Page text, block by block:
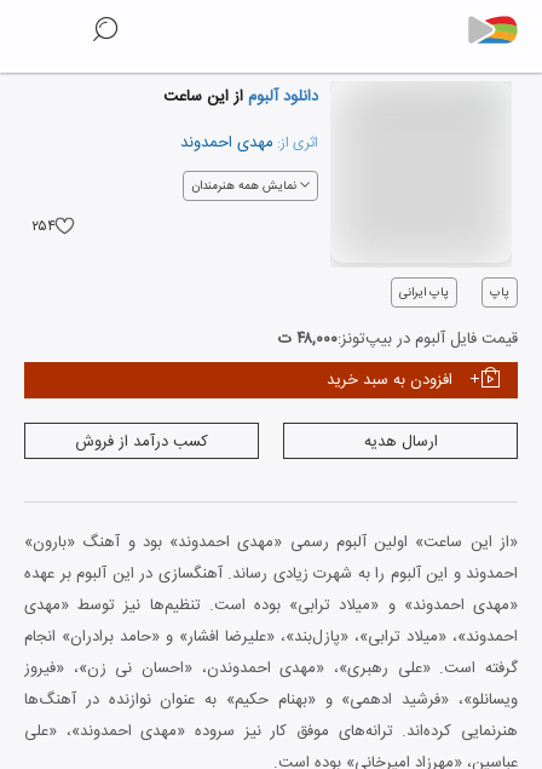
دانلود آلبوماز این ساعت
اثری از: مهدی احمدوند
نمایش همه هنرمندان
۲۵۴
پاپ پاپ ایرانی
قیمت فایل آلبوم در بیپ‌تونز:۴۸,۰۰۰ ت
افزودن به سبد خرید
ارسال هدیه کسب درآمد از فروش
«از این ساعت» اولین آلبوم رسمی «مهدی احمدوند» بود و آهنگ «بارون»
احمدوند و این آلبوم را به شهرت زیادی رساند. آهنگسازی در این آلبوم بر عهده
«مهدی احمدوند» و «میلاد ترابی» بوده است. تنظیم‌ها نیز توسط «مهدی
احمدوند»، «میلاد ترابی»، «پازل‌بند»، «علیرضا افشار» و «حامد برادران» انجام
گرفته است. «علی رهبری»، «مهدی احمدوندن، «احسان نی زن»، «فیروز
ویسانلو»، «فرشید ادهمی» و «بهنام حکیم» به عنوان نوازنده در آهنگ‌ها
هنرنمایی کرده‌اند. ترانه‌های موفق کار نیز سروده «مهدی احمدوند»، «علی
عباسین، «مهرزاد امیرخانی» بوده‌ است.